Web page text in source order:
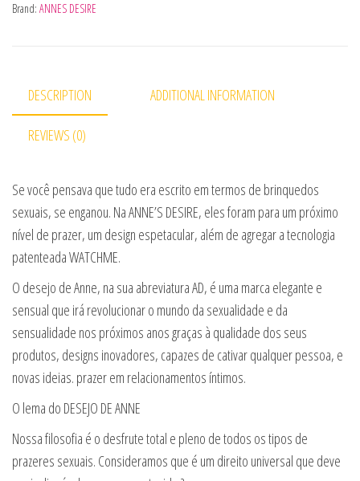
Brand: ANNES DESIRE
DESCRIPTION ADDITIONAL INFORMATION
REVIEWS (0)
Se você pensava que tudo era escrito em termos de brinquedos
sexuais, se enganou. Na ANNE’S DESIRE, eles foram para um próximo
nível de prazer, um design espetacular, além de agregar a tecnologia
patenteada WATCHME.
O desejo de Anne, na sua abreviatura AD, é uma marca elegante e
sensual que irá revolucionar o mundo da sexualidade e da
sensualidade nos próximos anos graças à qualidade dos seus
produtos, designs inovadores, capazes de cativar qualquer pessoa, e
novas ideias. prazer em relacionamentos íntimos.
O lema do DESEJO DE ANNE
Nossa filosofia é o desfrute total e pleno de todos os tipos de
prazeres sexuais. Consideramos que é um direito universal que deve